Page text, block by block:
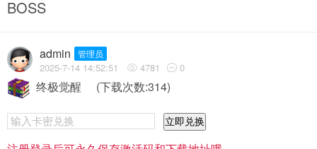
BOSS
admin 管理员
2025-7-14 14:52:51  4781  0
终极觉醒 (下载次数:314)
立即兑换